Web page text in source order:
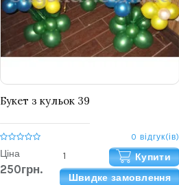
Букет з кульок 39
0 відгук(ів)
Ціна
250грн.
Купити
Швидке замовлення